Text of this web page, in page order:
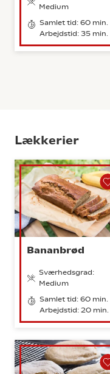
Medium
Samlet tid: 60 min.
Arbejdstid: 35 min.
Lækkerier
Bananbrød
Sværhedsgrad:
Medium
Samlet tid: 60 min.
Arbejdstid: 20 min.